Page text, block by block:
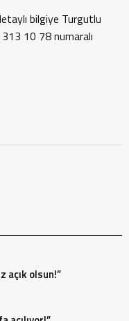
bilgiye Turgutlu
10 78 numaralı
açık olsun!”